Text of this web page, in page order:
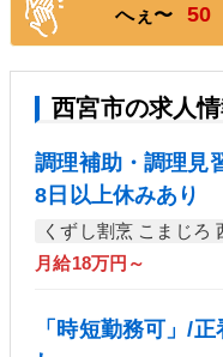
へぇ〜 50
西宮市の求人
調理補助・調理見
8日以上休みあり
くずし割烹 こまじろ
月給18万円～
「時短勤務可」/